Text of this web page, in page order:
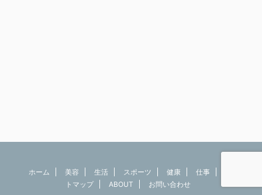
ホーム 美容 生活 スポーツ 健康 仕事
トマップ
ABOUT お問い合わせ